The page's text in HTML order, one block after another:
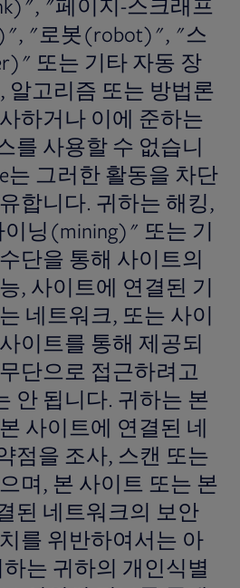
"페이지-스크래프
"로봇(robot)", "스
또는 기타 자동 장
알고리즘 또는 방법론
하거나 이에 준하는
를 사용할 수 없습니
는 그러한 활동을 차단
합니다. 귀하는 해킹,
닝(mining)" 또는 기
단을 통해 사이트의
, 사이트에 연결된 기
네트워크, 또는 사이
이트를 통해 제공되
단으로 접근하려고
안 됩니다. 귀하는 본
사이트에 연결된 네
점을 조사, 스캔 또는
며, 본 사이트 또는 본
된 네트워크의 보안
를 위반하여서는 아
는 귀하의 개인식별